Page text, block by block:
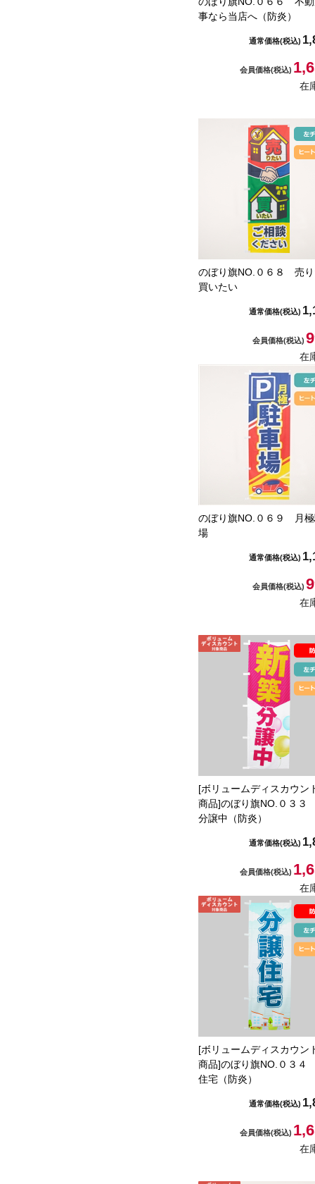
事なら当店へ（防炎）
通常価格(税込)
会員価格(税込)
在
のぼり旗NO.０６８ 売
買いたい
通常価格(税込)
会員価格(税込)
在
のぼり旗NO.０６９ 月
場
通常価格(税込)
会員価格(税込)
在
[ボリュームディスカウン
商品]のぼり旗NO.０３
分譲中（防炎）
通常価格(税込)
会員価格(税込)
在
[ボリュームディスカウン
商品]のぼり旗NO.０３
住宅（防炎）
通常価格(税込)
会員価格(税込)
在